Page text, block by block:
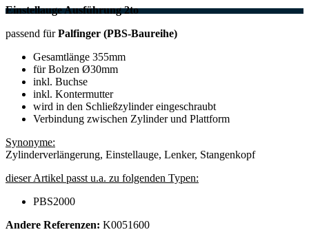
Einstellauge Ausführung 2to
passend fürPalfinger (PBS-Baureihe)
Gesamtlänge 355mm
für Bolzen Ø30mm
inkl. Buchse
inkl. Kontermutter
wird in den Schließzylinder eingeschraubt
Verbindung zwischen Zylinder und Plattform
Synonyme:
Zylinderverlängerung, Einstellauge, Lenker, Stangenkopf
dieser Artikel passt u.a. zu folgenden Typen:
PBS2000
Andere Referenzen: K0051600